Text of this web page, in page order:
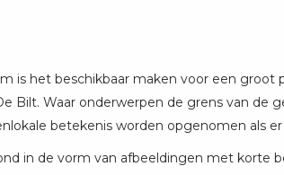
is het beschikbaar maken voor een groot
Bilt. Waar onderwerpen de grens van de
betekenis worden opgenomen als
in de vorm van afbeeldingen met korte